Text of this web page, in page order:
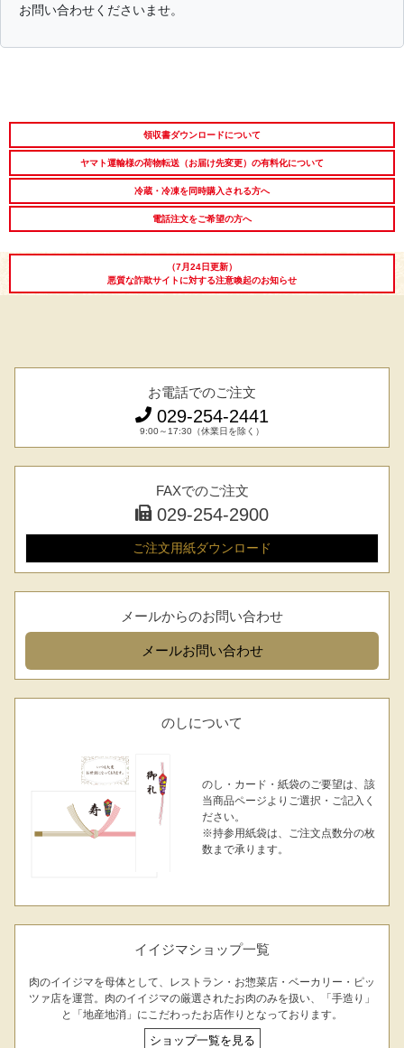
お問い合わせくださいませ。
領収書ダウンロードについて
ヤマト運輸様の荷物転送（お届け先変更）の有料化について
冷蔵・冷凍を同時購入される方へ
電話注文をご希望の方へ
（7月24日更新）
悪質な詐欺サイトに対する注意喚起のお知らせ
お電話でのご注文
029-254-2441
9:00～17:30（休業日を除く）
FAXでのご注文
029-254-2900
ご注文用紙ダウンロード
メールからのお問い合わせ
メールお問い合わせ
のしについて
のし・カード・紙袋のご要望は、該
当商品ページよりご選択・ご記入く
ださい。
※持参用紙袋は、ご注文点数分の枚
数まで承ります。
イイジマショップ一覧
肉のイイジマを母体として、レストラン・お惣菜店・ベーカリー・ピッ
ツァ店を運営。肉のイイジマの厳選されたお肉のみを扱い、「手造り」
と「地産地消」にこだわったお店作りとなっております。
ショップ一覧を見る